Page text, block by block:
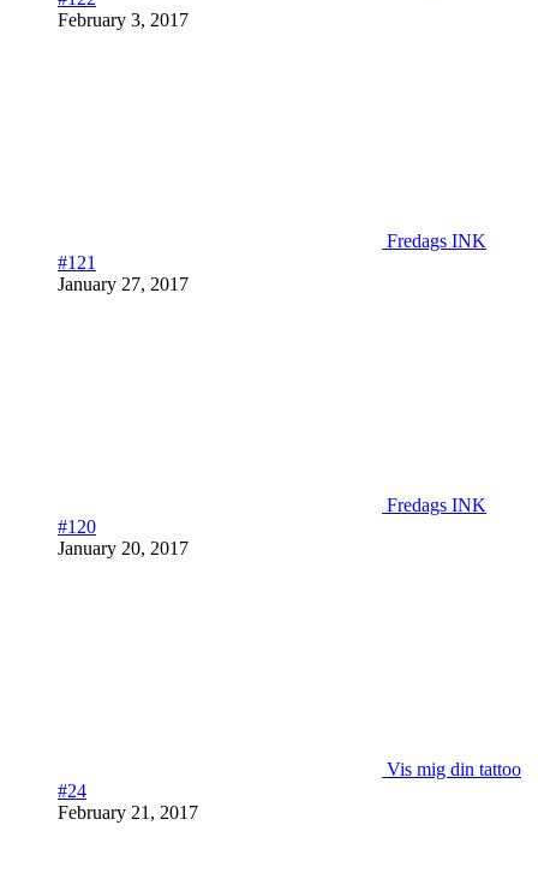
February 3, 2017
Fredags INK
#121
January 27, 2017
Fredags INK
#120
January 20, 2017
Vis mig din tattoo
#24
February 21, 2017